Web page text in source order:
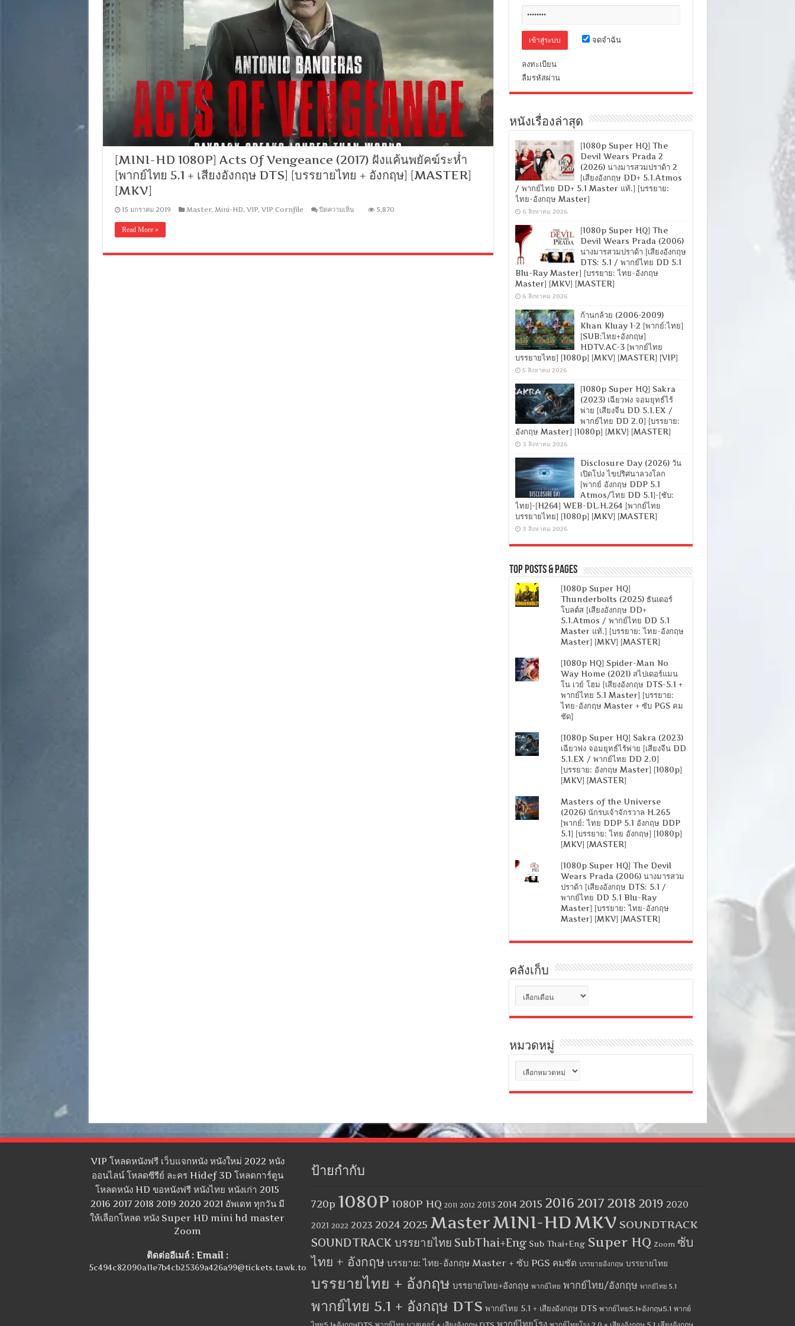
[MINI-HD 1080P] Acts Of Vengeance (2017) ฝังแค้นพยัคฆ์ระห่ำ
[พากย์ไทย 5.1 + เสียงอังกฤษ DTS] [บรรยายไทย + อังกฤษ] [MASTER]
[MKV]
15 มกราคม 2019 Master, Mini-HD, VIP, VIP Cornfile ปิดความเห็นบน
Of
5,870
Read More »
จดจำฉัน
ลงทะเบียน
ลืมรหัสผ่าน
หนังเรื่องล่าสุด
[1080p Super HQ] The
Devil Wears Prada 2
(2026) นางมารสวมปราด้า 2
[เสียงอังกฤษ DD+ 5.1.Atmos
/ พากย์ไทย DD+ 5.1 Master แท้.] [บรรยาย:
ไทย-อังกฤษ Master]
6 สิงหาคม 2026
[1080p Super HQ] The
Devil Wears Prada (2006)
นางมารสวมปราด้า [เสียงอังกฤษ
DTS: 5.1 / พากย์ไทย DD 5.1
Blu-Ray Master] [บรรยาย: ไทย-อังกฤษ
Master] [MKV] [MASTER]
6 สิงหาคม 2026
ก้านกล้วย (2006-2009)
Khan Kluay 1-2 [พากย์:ไทย]
[SUB:ไทย+อังกฤษ]
HDTV.AC-3 [พากย์ไทย
บรรยายไทย] [1080p] [MKV] [MASTER] [VIP]
5 สิงหาคม 2026
[1080p Super HQ] Sakra
(2023) เฉียวฟง จอมยุทธ์ไร้
พ่าย [เสียงจีน DD 5.1.EX /
พากย์ไทย DD 2.0] [บรรยาย:
อังกฤษ Master] [1080p] [MKV] [MASTER]
3 สิงหาคม 2026
Disclosure Day (2026) วัน
เปิดโปง ไขปริศนาลวงโลก
[พากย์ อังกฤษ DDP 5.1
Atmos/ไทย DD 5.1]-[ซับ:
ไทย]-[H264] WEB-DL.H.264 [พากย์ไทย
บรรยายไทย] [1080p] [MKV] [MASTER]
3 สิงหาคม 2026
Top Posts & Pages
[1080p Super HQ]
Thunderbolts (2025) ธันเดอร์
โบลต์ส [เสียงอังกฤษ DD+
5.1.Atmos / พากย์ไทย DD 5.1
Master แท้.] [บรรยาย: ไทย-อังกฤษ
Master] [MKV] [MASTER]
[1080p HQ] Spider-Man No
Way Home (2021) สไปเดอร์แมน
โน เวย์ โฮม [เสียงอังกฤษ DTS-5.1 +
พากย์ไทย 5.1 Master] [บรรยาย:
ไทย-อังกฤษ Master + ซับ PGS คม
ชัด]
[1080p Super HQ] Sakra (2023)
เฉียวฟง จอมยุทธ์ไร้พ่าย [เสียงจีน DD
5.1.EX / พากย์ไทย DD 2.0]
[บรรยาย: อังกฤษ Master] [1080p]
[MKV] [MASTER]
Masters of the Universe
(2026) นักรบเจ้าจักรวาล H.265
[พากย์: ไทย DDP 5.1 อังกฤษ DDP
5.1] [บรรยาย: ไทย อังกฤษ] [1080p]
[MKV] [MASTER]
[1080p Super HQ] The Devil
Wears Prada (2006) นางมารสวม
ปราด้า [เสียงอังกฤษ DTS: 5.1 /
พากย์ไทย DD 5.1 Blu-Ray
Master] [บรรยาย: ไทย-อังกฤษ
Master] [MKV] [MASTER]
คลังเก็บ
เก็บ
หมวดหมู่
หมู่
VIP โหลดหนังฟรี เว็บแจกหนัง หนังใหม่ 2022 หนัง
ออนไลน์ โหลดซีรีย์ ละคร Hidef 3D โหลดการ์ตูน
โหลดหนัง HD ขอหนังฟรี หนังไทย หนังเก่า 2015
2016 2017 2018 2019 2020 2021 อัพเดท ทุกวัน มี
ให้เลือกโหลด หนัง Super HD mini hd master
Zoom
ติดต่ออีเมล์ : Email :
5c494c82090a11e7b4cb25369a426a99@tickets.tawk.to
ป้ายกำกับ
720p 1080P 1080P HQ 2011 2012 2013 2014 2015 2016 2017 2018 2019 2020
2021 2022 2023 2024 2025 MasterMINI-HDMKV SOUNDTRACK
SOUNDTRACK บรรยายไทย SubThai+Eng Sub Thai+Eng Super HQ Zoom ซับ
ไทย + อังกฤษ บรรยาย: ไทย-อังกฤษ Master + ซับ PGS คมชัด บรรยายอังกฤษ บรรยายไทย
บรรยายไทย + อังกฤษ บรรยายไทย+อังกฤษ พากย์ไทย พากย์ไทย/อังกฤษ พากย์ไทย 5.1
พากย์ไทย 5.1 + อังกฤษ DTS พากย์ไทย 5.1 + เสียงอังกฤษ DTS พากย์ไทย5.1+อังกฤษ5.1 พากย์